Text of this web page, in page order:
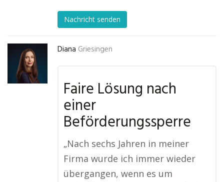
Nachricht senden
Diana Griesingen
Faire Lösung nach
einer
Beförderungssperre
„Nach sechs Jahren in meiner
Firma wurde ich immer wieder
übergangen, wenn es um